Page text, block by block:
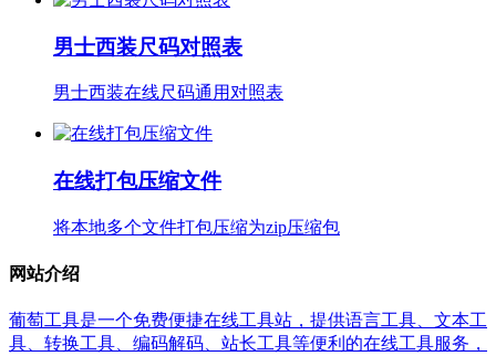
男士西装尺码对照表
男士西装在线尺码通用对照表
在线打包压缩文件
将本地多个文件打包压缩为zip压缩包
网站介绍
葡萄工具是一个免费便捷在线工具站，提供语言工具、文本工
具、转换工具、编码解码、站长工具等便利的在线工具服务，